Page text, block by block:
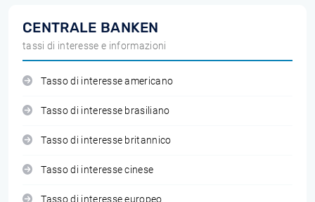
CENTRALE BANKEN
tassi di interesse e informazioni
Tasso di interesse americano
Tasso di interesse brasiliano
Tasso di interesse britannico
Tasso di interesse cinese
Tasso di interesse europeo